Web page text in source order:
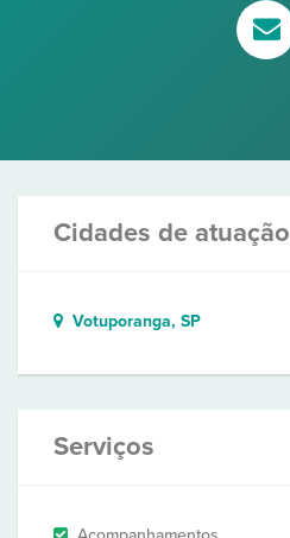
Cidades de atuação
Votuporanga, SP
Serviços